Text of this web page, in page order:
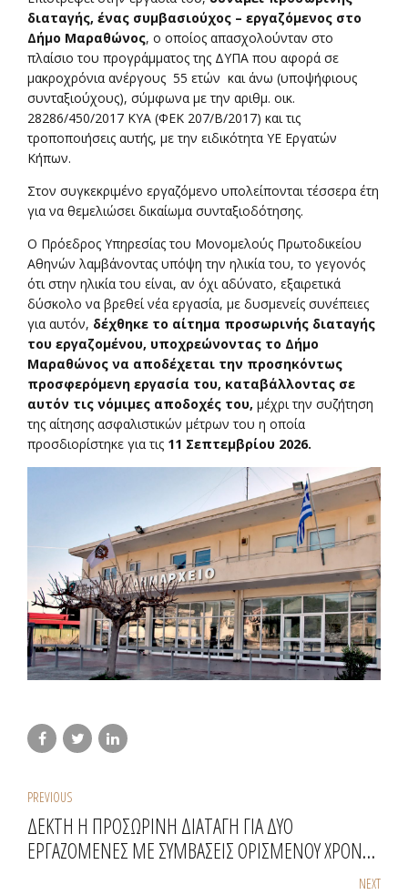
διαταγής, ένας συμβασιούχος – εργαζόμενος στο
Δήμο Μαραθώνος, ο οποίος απασχολούνταν στο
πλαίσιο του προγράμματος της ΔΥΠΑ που αφορά σε
μακροχρόνια ανέργους 55 ετών και άνω (υποψήφιους
συνταξιούχους), σύμφωνα με την αριθμ. οικ.
28286/450/2017 ΚΥΑ (ΦΕΚ 207/Β/2017) και τις
τροποποιήσεις αυτής, με την ειδικότητα ΥΕ Εργατών
Κήπων.
Στον συγκεκριμένο εργαζόμενο υπολείπονται τέσσερα έτη
για να θεμελιώσει δικαίωμα συνταξιοδότησης.
Ο Πρόεδρος Υπηρεσίας του Μονομελούς Πρωτοδικείου
Αθηνών λαμβάνοντας υπόψη την ηλικία του, το γεγονός
ότι στην ηλικία του είναι, αν όχι αδύνατο, εξαιρετικά
δύσκολο να βρεθεί νέα εργασία, με δυσμενείς συνέπειες
για αυτόν, δέχθηκε το αίτημα προσωρινής διαταγής
του εργαζομένου, υποχρεώνοντας το Δήμο
Μαραθώνος να αποδέχεται την προσηκόντως
προσφερόμενη εργασία του, καταβάλλοντας σε
αυτόν τις νόμιμες αποδοχές του, μέχρι την συζήτηση
της αίτησης ασφαλιστικών μέτρων του η οποία
προσδιορίστηκε για τις 11 Σεπτεμβρίου 2026.
PREVIOUS
ΔΕΚΤΗ Η ΠΡΟΣΩΡΙΝΗ ΔΙΑΤΑΓΗ ΓΙΑ ΔΥΟ
ΕΡΓΑΖΟΜΕΝΕΣ ΜΕ ΣΥΜΒΑΣΕΙΣ ΟΡΙΣΜΕΝΟΥ ΧΡΟΝΟΥ
NEXT